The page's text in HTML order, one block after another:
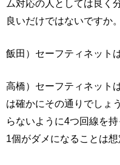
ム対応の人としては良く
良いだけではないですか。
飯田）セーフティネット
高橋）セーフティネット
は確かにその通りでしょ
らないように4つ回線を
1個がダメになることは想